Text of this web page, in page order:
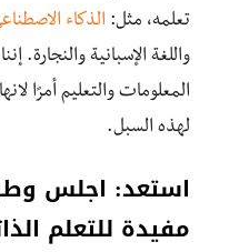
تعلمه، مثل: الذكاء
واللغة الإسبانية والنجارة.
المعلومات والتعليم أمرًا
لهذه السبل.
استعد: اجلس
مفيدة للتعلم